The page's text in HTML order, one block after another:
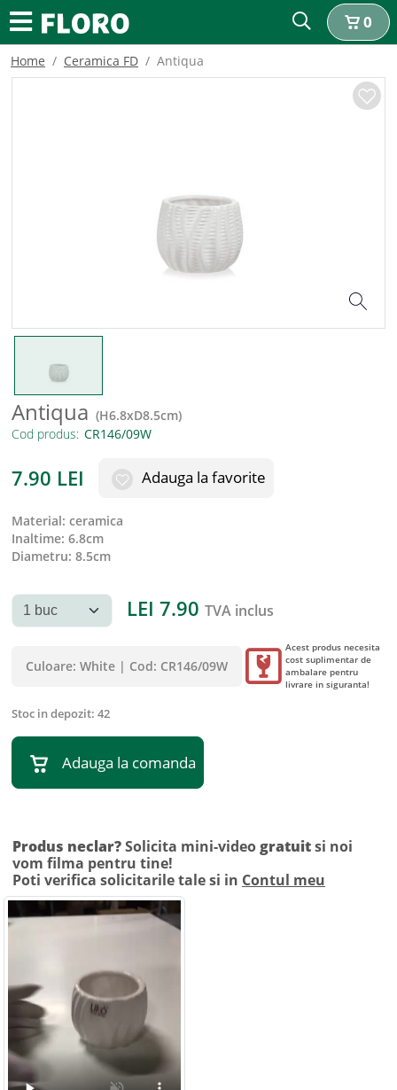
0
Home Ceramica FD Antiqua
Antiqua (H6.8xD8.5cm)
Cod produs:
7.90 LEI Adauga la favorite
material: ceramica
inaltime: 6.8cm
diametru: 8.5cm
LEI 7.90 TVA inclus
Culoare: White | Cod: CR146/09W
Acest produs necesita
cost suplimentar de
ambalare pentru
livrare in siguranta!
Stoc in depozit: 42
Adauga la comanda
Produs neclar?Solicita mini-video gratuitsi noi
vom filma pentru tine!
Poti verifica solicitarile tale si in Contul meu